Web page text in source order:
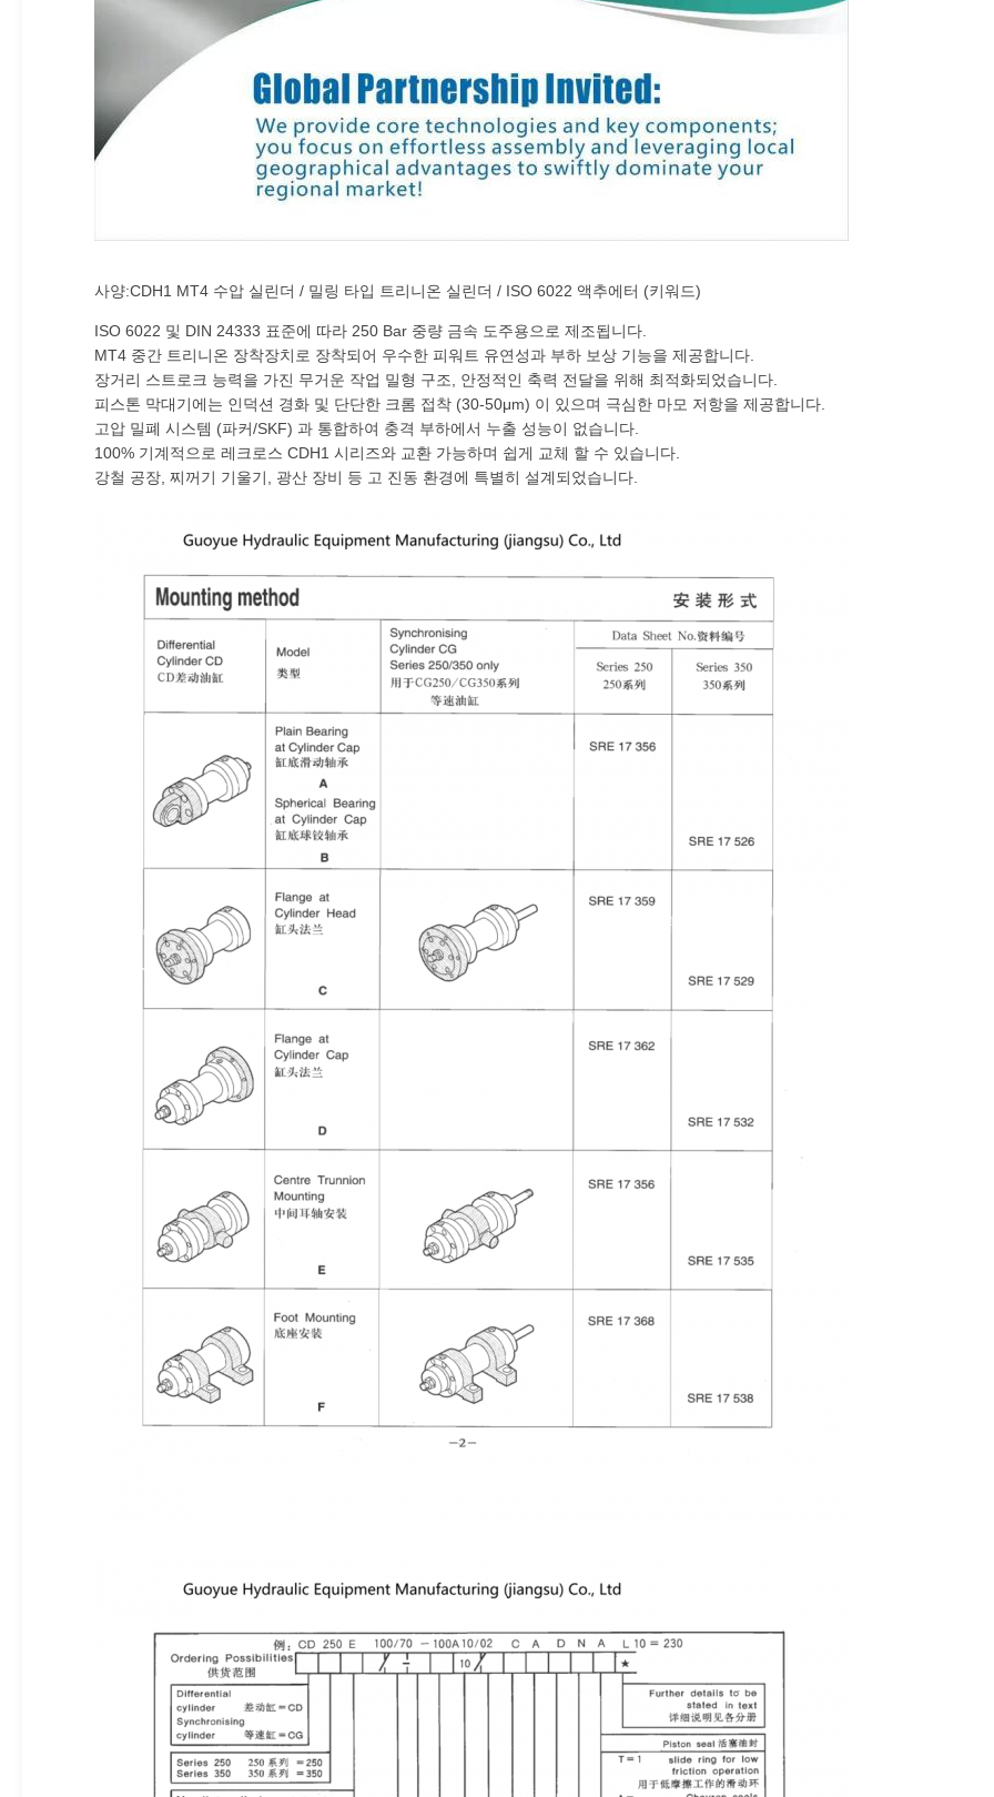
사양:CDH1 MT4 수압 실린더 / 밀링 타입 트리니온 실린더 / ISO 6022 액추에터 (키워드)
ISO 6022 및 DIN 24333 표준에 따라 250 Bar 중량 금속 도주용으로 제조됩니다.
MT4 중간 트리니온 장착장치로 장착되어 우수한 피워트 유연성과 부하 보상 기능을 제공합니다.
장거리 스트로크 능력을 가진 무거운 작업 밀형 구조, 안정적인 축력 전달을 위해 최적화되었습니다.
피스톤 막대기에는 인덕션 경화 및 단단한 크롬 접착 (30-50μm) 이 있으며 극심한 마모 저항을 제공합니다.
고압 밀폐 시스템 (파커/SKF) 과 통합하여 충격 부하에서 누출 성능이 없습니다.
100% 기계적으로 레크로스 CDH1 시리즈와 교환 가능하며 쉽게 교체 할 수 있습니다.
강철 공장, 찌꺼기 기울기, 광산 장비 등 고 진동 환경에 특별히 설계되었습니다.